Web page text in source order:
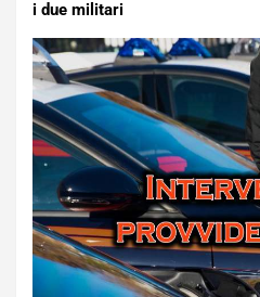
i due militari